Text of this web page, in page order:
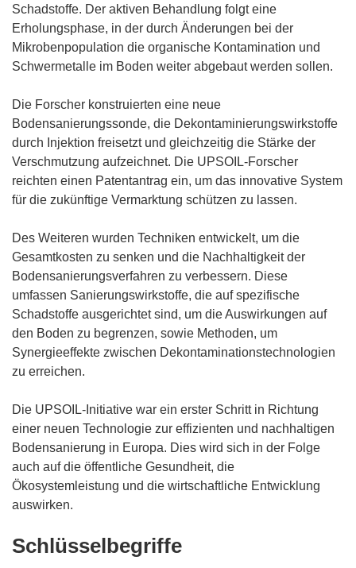
n
n
e
u
F
e
n
s
t
r
)
Schadstoffe. Der aktiven Behandlung folgt eine
Erholungsphase, in der durch Änderungen bei der
Mikrobenpopulation die organische Kontamination und
Schwermetalle im Boden weiter abgebaut werden sollen.
Die Forscher konstruierten eine neue
Bodensanierungssonde, die Dekontaminierungswirkstoffe
durch Injektion freisetzt und gleichzeitig die Stärke der
Verschmutzung aufzeichnet. Die UPSOIL-Forscher
reichten einen Patentantrag ein, um das innovative System
für die zukünftige Vermarktung schützen zu lassen.
Des Weiteren wurden Techniken entwickelt, um die
Gesamtkosten zu senken und die Nachhaltigkeit der
Bodensanierungsverfahren zu verbessern. Diese
umfassen Sanierungswirkstoffe, die auf spezifische
Schadstoffe ausgerichtet sind, um die Auswirkungen auf
den Boden zu begrenzen, sowie Methoden, um
Synergieeffekte zwischen Dekontaminationstechnologien
zu erreichen.
Die UPSOIL-Initiative war ein erster Schritt in Richtung
einer neuen Technologie zur effizienten und nachhaltigen
Bodensanierung in Europa. Dies wird sich in der Folge
auch auf die öffentliche Gesundheit, die
Ökosystemleistung und die wirtschaftliche Entwicklung
auswirken.
Schlüsselbegriffe